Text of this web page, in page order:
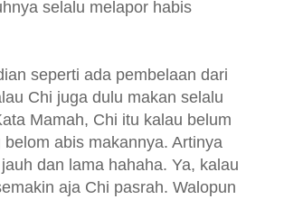
selalu melapor habis
seperti ada pembelaan dari
Chi juga dulu makan selalu
Mamah, Chi itu kalau belum
belom abis makannya. Artinya
dan lama hahaha. Ya, kalau
aja Chi pasrah. Walopun